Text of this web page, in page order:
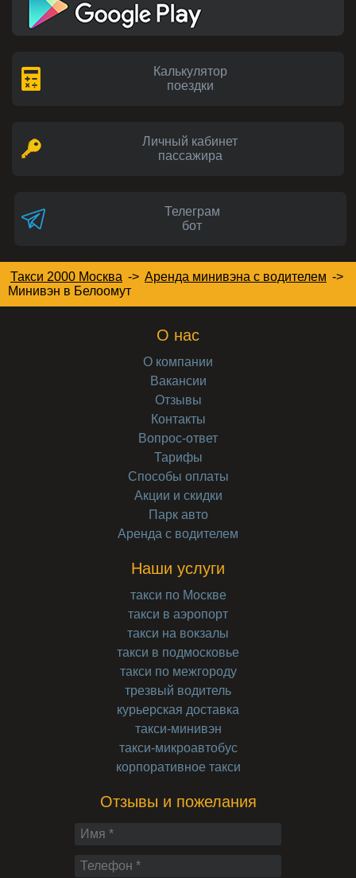
Калькулятор
поездки
Личный кабинет
пассажира
Телеграм
бот
Такси 2000 Москва -> Аренда минивэна с водителем ->
Минивэн в Белоомут
О нас
О компании
Вакансии
Отзывы
Контакты
Вопрос-ответ
Тарифы
Способы оплаты
Акции и скидки
Парк авто
Аренда с водителем
Наши услуги
такси по Москве
такси в аэропорт
такси на вокзалы
такси в подмосковье
такси по межгороду
трезвый водитель
курьерская доставка
такси-минивэн
такси-микроавтобус
корпоративное такси
Отзывы и пожелания